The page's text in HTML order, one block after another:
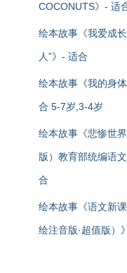
COCONUTS》- 适
绘本故事《我爱成
人”》- 适合
绘本故事《我的身
合 5-7岁,3-4岁
绘本故事《悲惨世
版）教育部统编语
合
绘本故事《语文新
绘注音版·超值版）